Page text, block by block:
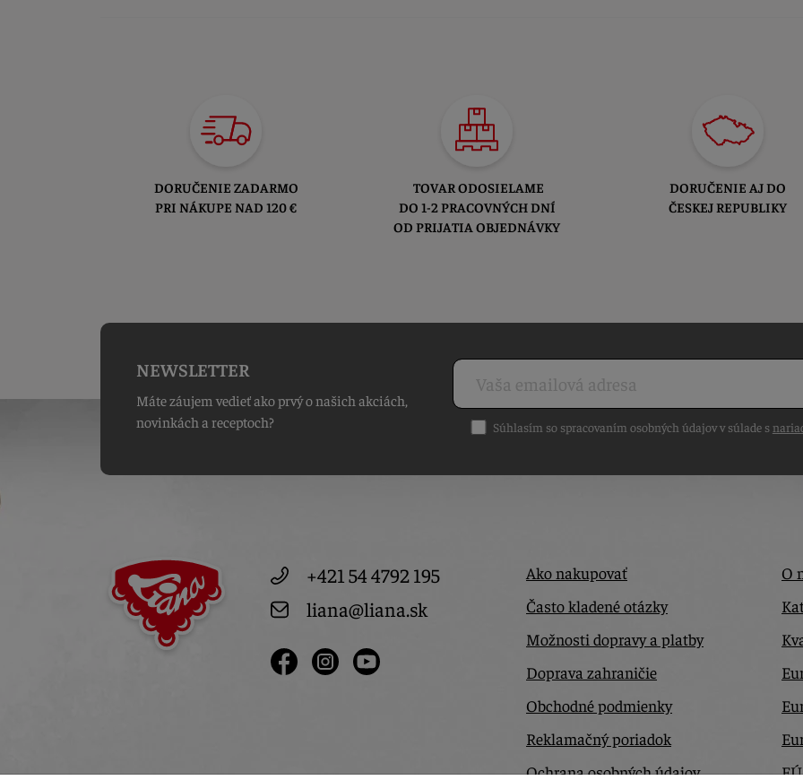
DORUČENIE ZADARMO
PRI NÁKUPE NAD 120 €
TOVAR ODOSIELAME
DO 1-2 PRACOVNÝCH DNÍ
OD PRIJATIA OBJEDNÁVKY
DORUČENIE AJ DO
ČESKEJ REPUBLIKY
NEWSLETTER
Máte záujem vedieť ako prvý o našich akciách,
novinkách a receptoch?
Súhlasím so spracovaním osobných údajov v súlade s
+421 54 4792 195
liana@liana.sk
Ako nakupovať
Často kladené otázky
Možnosti dopravy a platby
Doprava zahraničie
Obchodné podmienky
Reklamačný poriadok
Ochrana osobných údajov
O